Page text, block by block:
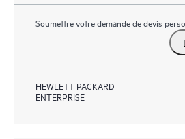
Soumettre votre demande de devis
HEWLETT PACKARD
ENTERPRISE